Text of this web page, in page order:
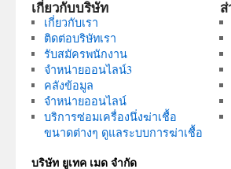
เกี่ยวกับบริษัท
เกี่ยวกับเรา
ติดต่อบริษัทเรา
รับสมัครพนักงาน
จำหน่ายออนไลน์3
คลังข้อมูล
จำหน่ายออนไลน์
บริการซ่อมเครื่องนึ่งฆ่าเชื้อ
ขนาดต่างๆ ดูแลระบบการฆ่าเชื้อ
บริษัท ยูเทค เมด จำกัด